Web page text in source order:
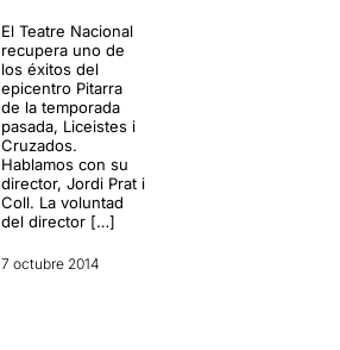
El Teatre Nacional
recupera uno de
los éxitos del
epicentro Pitarra
de la temporada
pasada, Liceistes i
Cruzados.
Hablamos con su
director, Jordi Prat i
Coll. La voluntad
del director […]
7 octubre 2014